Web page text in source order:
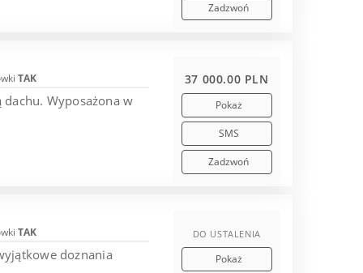
Zadzwoń
TAK
Wyposażona w
37 000.00 PLN
Pokaż
SMS
Zadzwoń
TAK
doznania
DO USTALENIA
Pokaż